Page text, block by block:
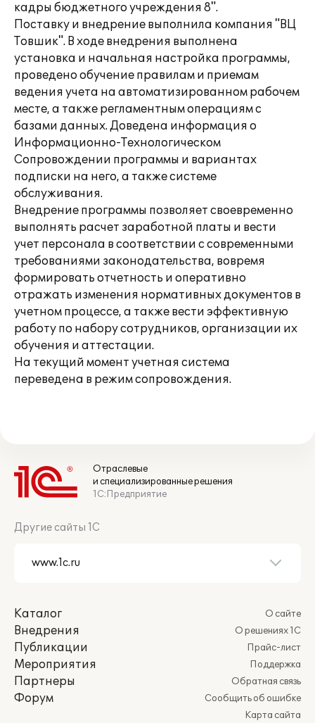
кадры бюджетного учреждения 8".
Поставку и внедрение выполнила компания "ВЦ
Товшик". В ходе внедрения выполнена
установка и начальная настройка программы,
проведено обучение правилам и приемам
ведения учета на автоматизированном рабочем
месте, а также регламентным операциям с
базами данных. Доведена информация о
Информационно-Технологическом
Сопровождении программы и вариантах
подписки на него, а также системе
обслуживания.
Внедрение программы позволяет своевременно
выполнять расчет заработной платы и вести
учет персонала в соответствии с современными
требованиями законодательства, вовремя
формировать отчетность и оперативно
отражать изменения нормативных документов в
учетном процессе, а также вести эффективную
работу по набору сотрудников, организации их
обучения и аттестации.
На текущий момент учетная система
переведена в режим сопровождения.
Отраслевые
и специализированные решения
1С:Предприятие
Другие сайты 1С
Каталог
Внедрения
Публикации
Мероприятия
Партнеры
Форум
О сайте
О решениях 1С
Прайс-лист
Поддержка
Обратная связь
Сообщить об ошибке
Карта сайта